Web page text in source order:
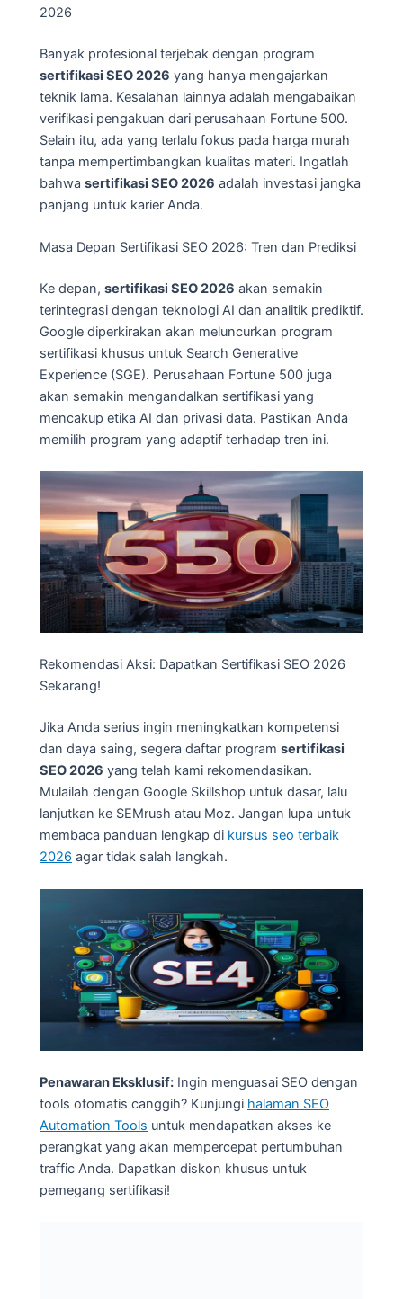
2026
Banyak profesional terjebak dengan program
sertifikasi SEO 2026 yang hanya mengajarkan
teknik lama. Kesalahan lainnya adalah mengabaikan
verifikasi pengakuan dari perusahaan Fortune 500.
Selain itu, ada yang terlalu fokus pada harga murah
tanpa mempertimbangkan kualitas materi. Ingatlah
bahwa sertifikasi SEO 2026 adalah investasi jangka
panjang untuk karier Anda.
Masa Depan Sertifikasi SEO 2026: Tren dan Prediksi
Ke depan, sertifikasi SEO 2026 akan semakin
terintegrasi dengan teknologi AI dan analitik prediktif.
Google diperkirakan akan meluncurkan program
sertifikasi khusus untuk Search Generative
Experience (SGE). Perusahaan Fortune 500 juga
akan semakin mengandalkan sertifikasi yang
mencakup etika AI dan privasi data. Pastikan Anda
memilih program yang adaptif terhadap tren ini.
Rekomendasi Aksi: Dapatkan Sertifikasi SEO 2026
Sekarang!
Jika Anda serius ingin meningkatkan kompetensi
dan daya saing, segera daftar program sertifikasi
SEO 2026 yang telah kami rekomendasikan.
Mulailah dengan Google Skillshop untuk dasar, lalu
lanjutkan ke SEMrush atau Moz. Jangan lupa untuk
membaca panduan lengkap di kursus seo terbaik
2026 agar tidak salah langkah.
Penawaran Eksklusif: Ingin menguasai SEO dengan
tools otomatis canggih? Kunjungi halaman SEO
Automation Tools untuk mendapatkan akses ke
perangkat yang akan mempercepat pertumbuhan
traffic Anda. Dapatkan diskon khusus untuk
pemegang sertifikasi!